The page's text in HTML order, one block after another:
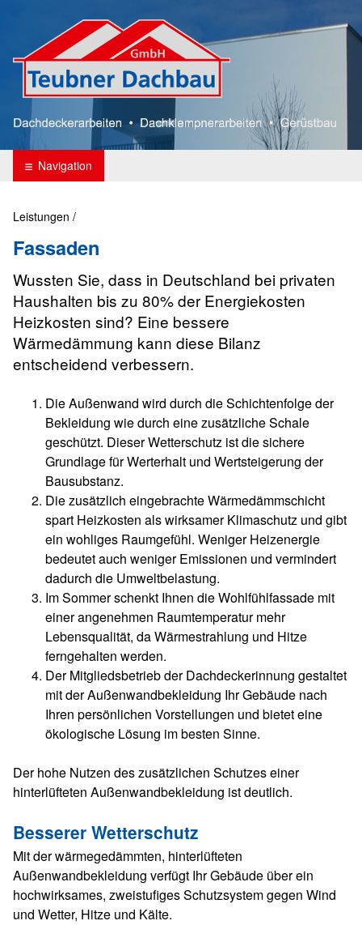
Teubner Dachbau
Navigation
Leistungen /
Fassaden
Wussten Sie, dass in Deutschland bei privaten
Haushalten bis zu 80% der Energiekosten
Heizkosten sind? Eine bessere
Wärmedämmung kann diese Bilanz
entscheidend verbessern.
Die Außenwand wird durch die Schichtenfolge der
Bekleidung wie durch eine zusätzliche Schale
geschützt. Dieser Wetterschutz ist die sichere
Grundlage für Werterhalt und Wertsteigerung der
Bausubstanz.
Die zusätzlich eingebrachte Wärmedämmschicht
spart Heizkosten als wirksamer Klimaschutz und gibt
ein wohliges Raumgefühl. Weniger Heizenergie
bedeutet auch weniger Emissionen und vermindert
dadurch die Umweltbelastung.
Im Sommer schenkt Ihnen die Wohlfühlfassade mit
einer angenehmen Raumtemperatur mehr
Lebensqualität, da Wärmestrahlung und Hitze
ferngehalten werden.
Der Mitgliedsbetrieb der Dachdeckerinnung gestaltet
mit der Außenwandbekleidung Ihr Gebäude nach
Ihren persönlichen Vorstellungen und bietet eine
ökologische Lösung im besten Sinne.
Der hohe Nutzen des zusätzlichen Schutzes einer
hinterlüfteten Außenwandbekleidung ist deutlich.
Besserer Wetterschutz
Mit der wärmegedämmten, hinterlüfteten
Außenwandbekleidung verfügt Ihr Gebäude über ein
hochwirksames, zweistufiges Schutzsystem gegen Wind
und Wetter, Hitze und Kälte.